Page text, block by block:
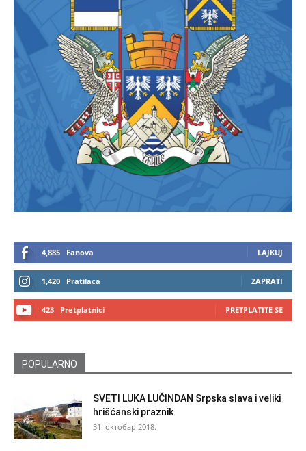
4,885 Fanova LAJKUJ
1,420 Pratilaca ZAPRATI
423 Pretplatnici PRETPLATITE SE
POPULARNO
SVETI LUKA LUČINDAN Srpska slava i veliki
hrišćanski praznik
31. октобар 2018.